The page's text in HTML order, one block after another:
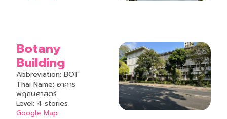
Botany
Building
Abbreviation: BOT
Thai Name: อาคาร
พฤกษศาสตร์
Level: 4 stories
Google Map